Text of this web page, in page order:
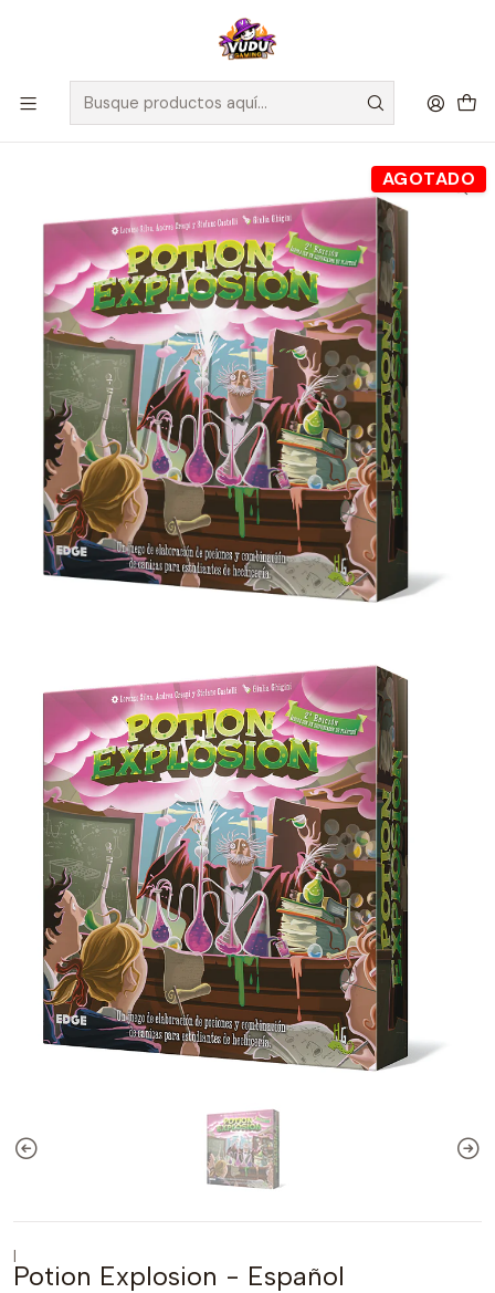
🚀 ¡Despachamos a todo Chile! Envío GRATIS a Regiones sobre
$100.000 y a RM sobre $35.000
Inicio Juegos de Mesa Editorial EDGE
Potion Explosion - Español
AGOTADO
|
Potion Explosion - Español